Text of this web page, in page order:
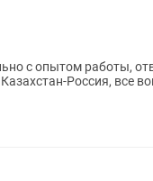
с опытом работы,
Россия, все